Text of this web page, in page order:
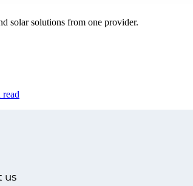
solar solutions from one provider.
read
us